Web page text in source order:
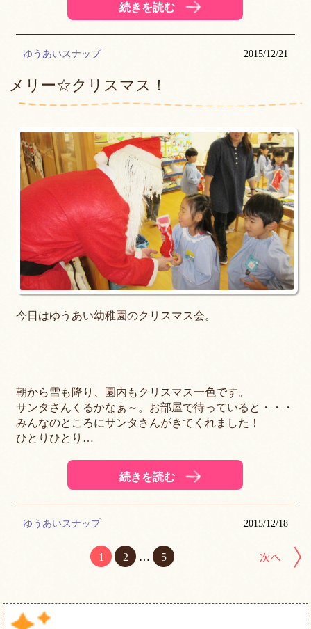
続きを読む
ゆうあいスナップ 2015/12/21
メリー☆クリスマス！
今日はゆうあい幼稚園のクリスマス会。
朝から雪も降り、園内もクリスマス一色です。
サンタさんくるかなぁ～。お部屋で待っていると・・・
みんなのところにサンタさんがきてくれました！
ひとりひとり…
続きを読む
ゆうあいスナップ 2015/12/18
1 2 … 5